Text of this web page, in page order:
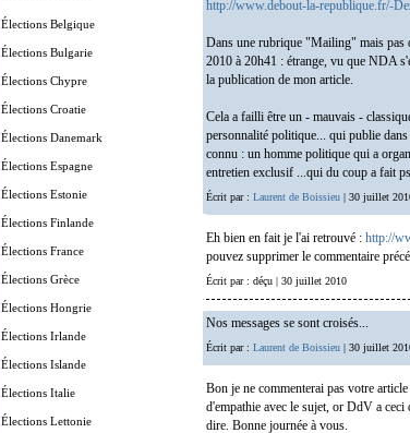
Élections Belgique
Élections Bulgarie
Élections Chypre
Élections Croatie
Élections Danemark
Élections Espagne
Élections Estonie
Élections Finlande
Élections France
Élections Grèce
Élections Hongrie
Élections Irlande
Élections Islande
Élections Italie
Élections Lettonie
http://www.debout-la-republique.fr/-
Dans une rubrique "Mailing" mais pas
2010 à 20h41 : étrange, vu que NDA
la publication de mon article.
Cela a failli être un - mauvais -
personnalité politique... qui publie
connu : un homme politique qui a
entretien exclusif ...qui du coup a fait
Écrit par : Laurent de Boissieu | 30 juillet
Eh bien en fait je l'ai retrouvé : http://
pouvez supprimer le commentaire
Écrit par : déçu | 30 juillet 2010
Nos messages se sont croisés...
Écrit par : Laurent de Boissieu | 30 juillet
Bon je ne commenterai pas votre
d'empathie avec le sujet, or DdV a
dire. Bonne journée à vous.